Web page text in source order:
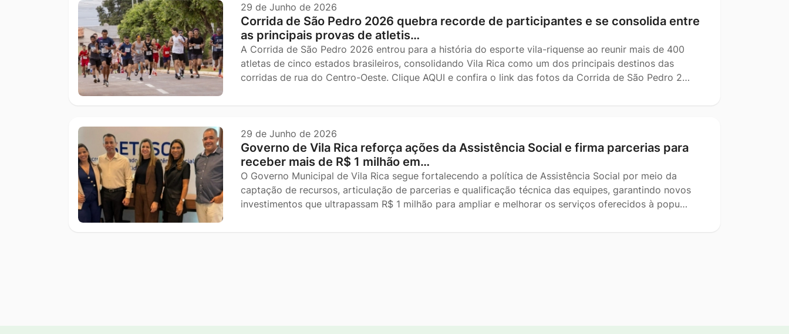
29 de Junho de 2026
Corrida de São Pedro 2026 quebra recorde de participantes e se consolida entre
as principais provas de atletis…
A Corrida de São Pedro 2026 entrou para a história do esporte vila-riquense ao reunir mais de 400
atletas de cinco estados brasileiros, consolidando Vila Rica como um dos principais destinos das
corridas de rua do Centro-Oeste. Clique AQUI e confira o link das fotos da Corrida de São Pedro 2…
29 de Junho de 2026
Governo de Vila Rica reforça ações da Assistência Social e firma parcerias para
receber mais de R$ 1 milhão em…
O Governo Municipal de Vila Rica segue fortalecendo a política de Assistência Social por meio da
captação de recursos, articulação de parcerias e qualificação técnica das equipes, garantindo novos
investimentos que ultrapassam R$ 1 milhão para ampliar e melhorar os serviços oferecidos à popu…